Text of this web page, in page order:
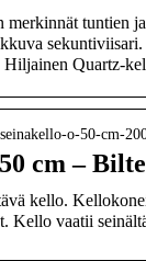
merkinnät tuntien
Hiljainen Quartz-
o-50-cm-
cm –
kello.
Kello vaatii